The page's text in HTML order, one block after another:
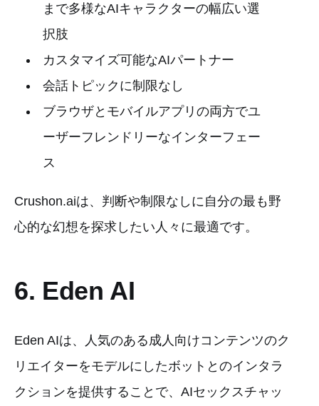
まで多様なAIキャラクターの幅広い選
択肢
カスタマイズ可能なAIパートナー
会話トピックに制限なし
ブラウザとモバイルアプリの両方でユ
ーザーフレンドリーなインターフェー
ス
Crushon.aiは、判断や制限なしに自分の最も野
心的な幻想を探求したい人々に最適です。
6. Eden AI
Eden AIは、人気のある成人向けコンテンツのク
リエイターをモデルにしたボットとのインタラ
クションを提供することで、AIセックスチャッ